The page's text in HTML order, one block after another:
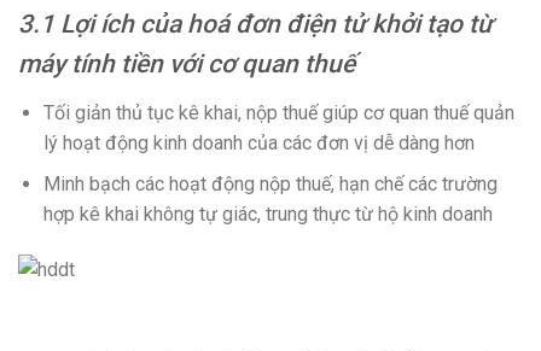
3.1 Lợi ích của hoá đơn điện tử khởi tạo từ
máy tính tiền với cơ quan thuế
Tối giản thủ tục kê khai, nộp thuế giúp cơ quan thuế quản
lý hoạt động kinh doanh của các đơn vị dễ dàng hơn
Minh bạch các hoạt động nộp thuế, hạn chế các trường
hợp kê khai không tự giác, trung thực từ hộ kinh doanh